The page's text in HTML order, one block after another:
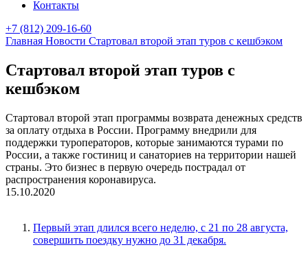
Контакты
+7 (812) 209-16-60
Главная Новости Стартовал второй этап туров с кешбэком
Стартовал второй этап туров с
кешбэком
Стартовал второй этап программы возврата денежных средств
за оплату отдыха в России. Программу внедрили для
поддержки туроператоров, которые занимаются турами по
России, а также гостиниц и санаториев на территории нашей
страны. Это бизнес в первую очередь пострадал от
распространения коронавируса.
15.10.2020
Первый этап длился всего неделю, с 21 по 28 августа,
совершить поездку нужно до 31 декабря.